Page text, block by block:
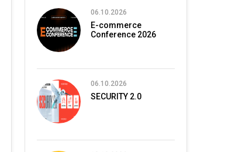
06.10.2026
E-commerce
Conference 2026
06.10.2026
SECURITY 2.0